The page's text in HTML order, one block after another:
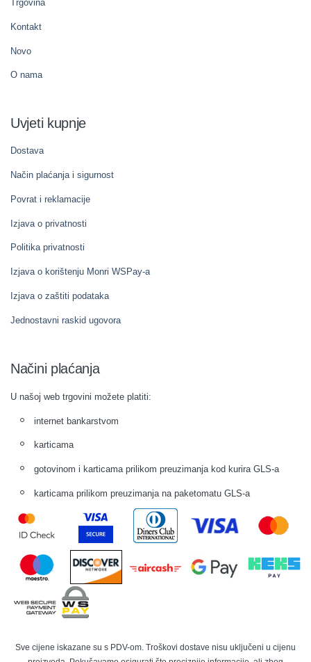
Trgovina
Kontakt
Novo
O nama
Uvjeti kupnje
Dostava
Način plaćanja i sigurnost
Povrat i reklamacije
Izjava o privatnosti
Politika privatnosti
Izjava o korištenju Monri WSPay-a
Izjava o zaštiti podataka
Jednostavni raskid ugovora
Načini plaćanja
U našoj web trgovini možete platiti:
internet bankarstvom
karticama
gotovinom i karticama prilikom preuzimanja kod kurira GLS-a
karticama prilikom preuzimanja na paketomatu GLS-a
Sve cijene iskazane su s PDV-om. Troškovi dostave nisu uključeni u cijenu